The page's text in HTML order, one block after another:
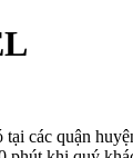
các quận